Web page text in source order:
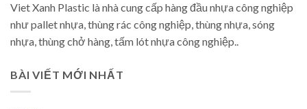
Viet Xanh Plastic là nhà cung cấp hàng đầu nhựa công nghiệp
như pallet nhựa, thùng rác công nghiệp, thùng nhựa, sóng
nhựa, thùng chở hàng, tấm lót nhựa công nghiệp..
BÀI VIẾT MỚI NHẤT